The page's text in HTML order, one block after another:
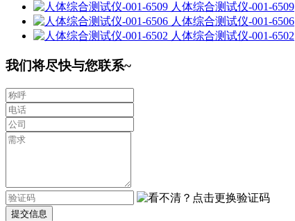
人体综合测试仪-001-6509
人体综合测试仪-001-6506
人体综合测试仪-001-6502
我们将尽快与您联系~
提交信息